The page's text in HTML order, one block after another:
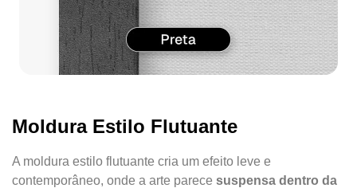
Moldura Estilo Flutuante
A moldura estilo flutuante cria um efeito leve e
contemporâneo, onde a arte parece suspensa dentro da